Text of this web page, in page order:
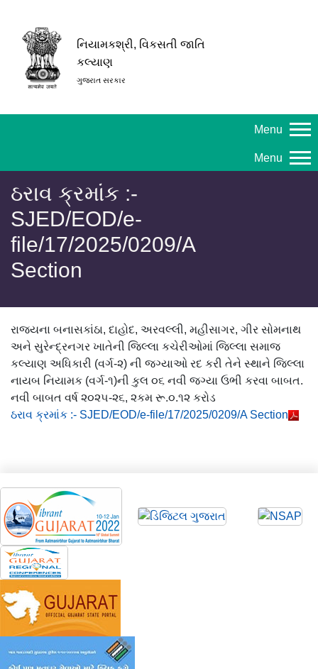
નિયામકશ્રી, વિકસતી જાતિ
કલ્યાણ
ગુજરાત સરકાર
Menu
Menu
ઠરાવ ક્રમાંક :-
SJED/EOD/e-
file/17/2025/0209/A
Section
રાજ્યના બનાસકાંઠા, દાહોદ, અરવલ્લી, મહીસાગર, ગીર સોમનાથ
અને સુરેન્દ્રનગર ખાતેની જિલ્લા કચેરીઓમાં જિલ્લા સમાજ
કલ્યાણ અધિકારી (વર્ગ-૨) ની જગ્યાઓ રદ કરી તેને સ્થાને જિલ્લા
નાયબ નિયામક (વર્ગ-૧)ની કુલ ૦૬ નવી જગ્યા ઉભી કરવા બાબત.
નવી બાબત વર્ષ ૨૦૨૫-૨૬, ૨કમ રૂ.૦.૧૨ કરોડ
ઠરાવ ક્રમાંક :- SJED/EOD/e-file/17/2025/0209/A Section